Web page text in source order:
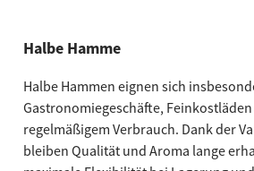
Halbe Hamme
Halbe Hammen eignen sich
Gastronomiegeschäfte,
regelmäßigem Verbrauch. Dank der
bleiben Qualität und Aroma lange